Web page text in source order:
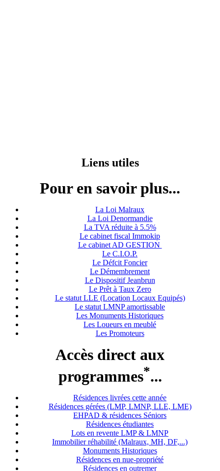
Liens utiles
Pour en savoir plus...
La Loi Malraux
La Loi Denormandie
La TVA réduite à 5.5%
Le cabinet fiscal Immokip
Le cabinet AD GESTION
Le C.I.O.P.
Le Défcit Foncier
Le Démembrement
Le Dispositif Jeanbrun
Le Prêt à Taux Zero
Le statut LLE (Location Locaux Equipés)
Le statut LMNP amortissable
Les Monuments Historiques
Les Loueurs en meublé
Les Promoteurs
Accès direct aux
programmes*...
Résidences livrées cette année
Résidences gérées (LMP, LMNP, LLE, LME)
EHPAD & résidences Séniors
Résidences étudiantes
Lots en revente LMP & LMNP
Immobilier réhabilité (Malraux, MH, DF,...)
Monuments Historiques
Résidences en nue-propriété
Résidences en outremer